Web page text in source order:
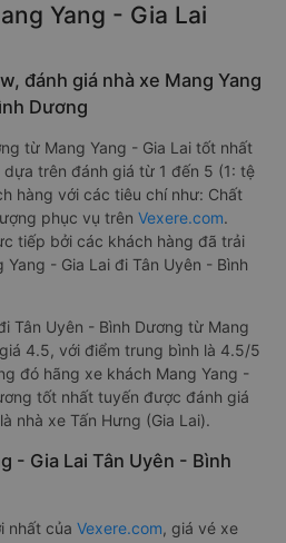
Yang - Gia Lai
đánh giá nhà xe Mang Yang
Dương
từ Mang Yang - Gia Lai tốt nhất
trên đánh giá từ 1 đến 5 (1: tệ
hàng với các tiêu chí như: Chất
phục vụ trên Vexere.com.
tiếp bởi các khách hàng đã trải
- Gia Lai đi Tân Uyên - Bình
Tân Uyên - Bình Dương từ Mang
4.5, với điểm trung bình là 4.5/5
đó hãng xe khách Mang Yang -
tốt nhất tuyến được đánh giá
nhà xe Tấn Hưng (Gia Lai).
- Gia Lai Tân Uyên - Bình
nhất của Vexere.com, giá vé xe